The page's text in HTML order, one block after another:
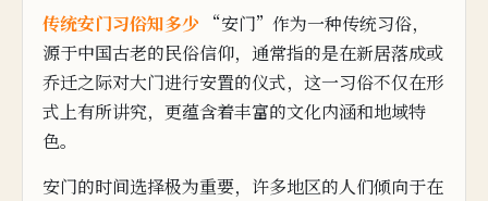
传统安门习俗知多少 “安门”作为一种传统习俗，
源于中国古老的民俗信仰，通常指的是在新居落成或
乔迁之际对大门进行安置的仪式，这一习俗不仅在形
式 上有所讲究，更蕴含着丰富的文化内涵和地域特
色。
安门的时间选择极为重要， 许多地区的人们倾向于在